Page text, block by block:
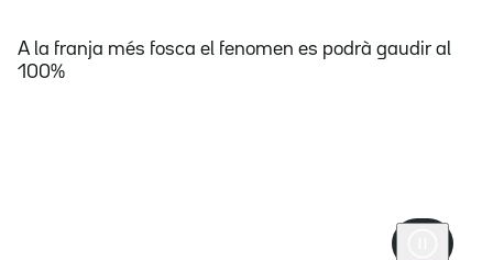
A la franja més fosca el fenomen es podrà gaudir al
100%